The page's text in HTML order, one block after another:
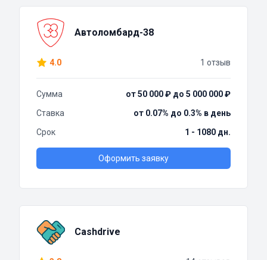
Автоломбард-38
4.0 1 отзыв
Сумма
от 50 000 ₽ до 5 000 000 ₽
Ставка
от 0.07% до 0.3% в день
Срок
1 - 1080 дн.
Оформить заявку
Cashdrive